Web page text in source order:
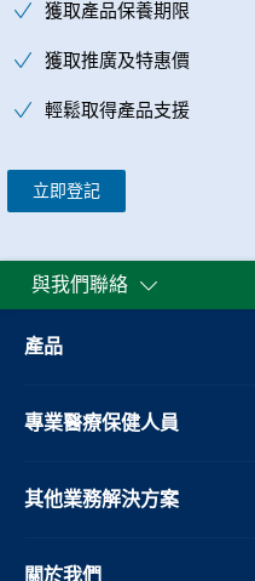
獲取產品保養期限
獲取推廣及特惠價
輕鬆取得產品支援
立即登記
與我們聯絡
產品
專業醫療保健人員
其他業務解決方案​
關於我們